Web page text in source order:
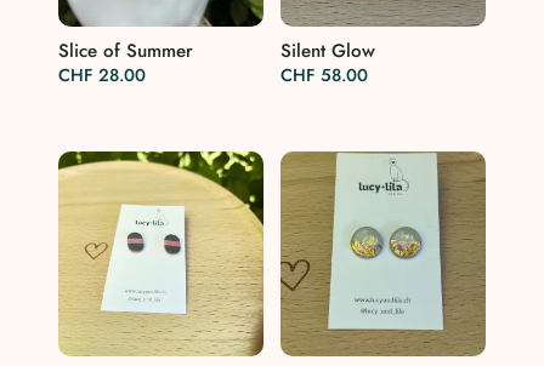
Slice of Summer
CHF 28.00
Silent Glow
CHF 58.00